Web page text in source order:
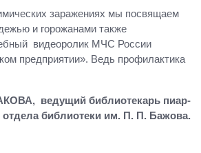
заражениях мы посвящаем
и горожанами также
видеоролик МЧС России
предприятии». Ведь профилактика
ведущий библиотекарь пиар-
отдела библиотеки им. П. П. Бажова.